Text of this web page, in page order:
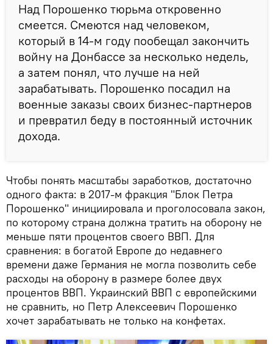
Над Порошенко тюрьма откровенно
смеется. Смеются над человеком,
который в 14-м году пообещал закончить
войну на Донбассе за несколько недель,
а затем понял, что лучше на ней
зарабатывать. Порошенко посадил на
военные заказы своих бизнес-партнеров
и превратил беду в постоянный источник
дохода.
Чтобы понять масштабы заработков, достаточно
одного факта: в 2017-м фракция "Блок Петра
Порошенко" инициировала и проголосовала закон,
по которому страна должна тратить на оборону не
меньше пяти процентов своего ВВП. Для
сравнения: в богатой Европе до недавнего
времени даже Германия не могла позволить себе
расходы на оборону в размере более двух
процентов ВВП. Украинский ВВП с европейскими
не сравнить, но Петр Алексеевич Порошенко
хочет зарабатывать не только на конфетах.